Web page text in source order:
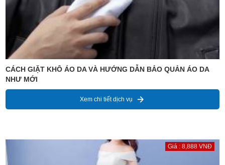
CÁCH GIẶT KHÔ ÁO DA VÀ HƯỚNG DẪN BẢO QUẢN ÁO DA
NHƯ MỚI
Xem chi tiết dịch vụ
Giá : 8,888 VNĐ